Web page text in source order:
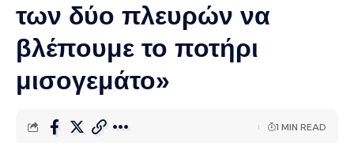
των δύο πλευρών να
βλέπουμε το ποτήρι
μισογεμάτο»
1 MIN READ